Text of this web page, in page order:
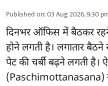
Published on:03 Aug 2026, 9:30
दिनभर ऑफिस में बैठकर
होने लगती है। लगातार बैठने
पेट की चर्बी बढ़ने लगती है।